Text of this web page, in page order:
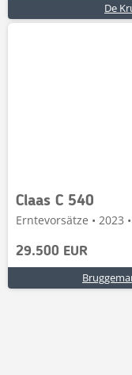
De
Claas C 540
Erntevorsätze • 2023
29.500 EUR